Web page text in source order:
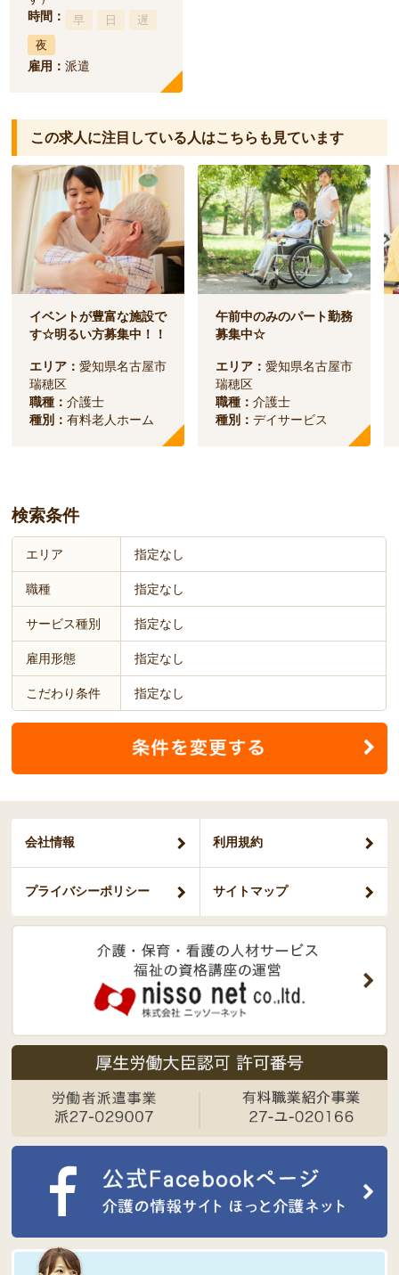
時間：
早 日
遅
夜
雇用： 派遣
この求人に注目している人はこちらも見ています
イベントが豊富な施設で
す☆明るい方募集中！！
エリア：愛知県名古屋市
瑞穂区
職種：介護士
種別：有料老人ホーム
午前中のみのパート勤務
募集中☆
エリア：愛知県名古屋市
瑞穂区
職種：介護士
種別：デイサービス
検索条件
エリア 指定なし
職種 指定なし
サービス種別 指定なし
雇用形態 指定なし
こだわり条件 指定なし
会社情報 利用規約
プライバシーポリシー サイトマップ